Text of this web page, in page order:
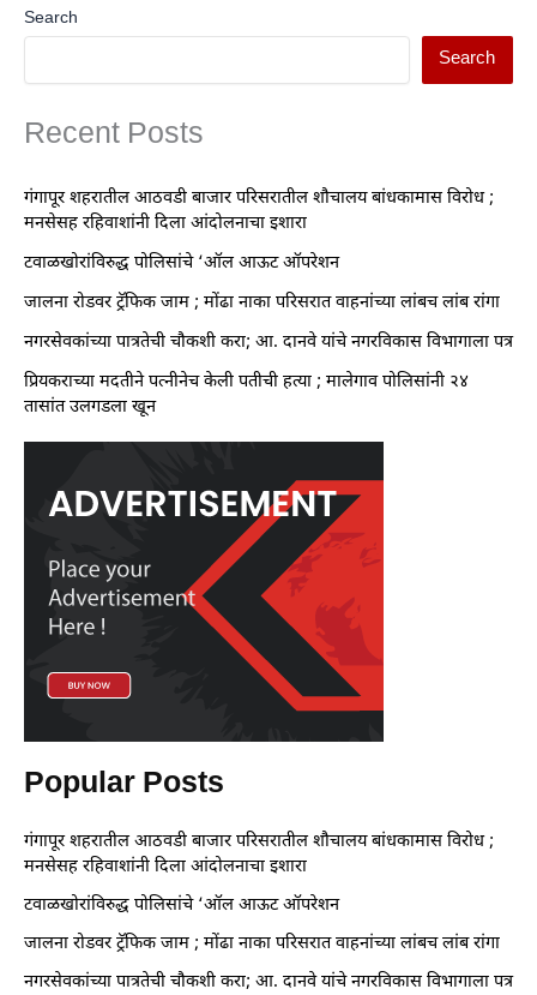
Search
Search
Recent Posts
गंगापूर शहरातील आठवडी बाजार परिसरातील शौचालय बांधकामास विरोध ;
मनसेसह रहिवाशांनी दिला आंदोलनाचा इशारा
टवाळखोरांविरुद्ध पोलिसांचे ‘ऑल आऊट ऑपरेशन
जालना रोडवर ट्रॅफिक जाम ; मोंढा नाका परिसरात वाहनांच्या लांबच लांब रांगा
नगरसेवकांच्या पात्रतेची चौकशी करा; आ. दानवे यांचे नगरविकास विभागाला पत्र
प्रियकराच्या मदतीने पत्नीनेच केली पतीची हत्या ; मालेगाव पोलिसांनी २४
तासांत उलगडला खून
Popular Posts
गंगापूर शहरातील आठवडी बाजार परिसरातील शौचालय बांधकामास विरोध ;
मनसेसह रहिवाशांनी दिला आंदोलनाचा इशारा
टवाळखोरांविरुद्ध पोलिसांचे ‘ऑल आऊट ऑपरेशन
जालना रोडवर ट्रॅफिक जाम ; मोंढा नाका परिसरात वाहनांच्या लांबच लांब रांगा
नगरसेवकांच्या पात्रतेची चौकशी करा; आ. दानवे यांचे नगरविकास विभागाला पत्र